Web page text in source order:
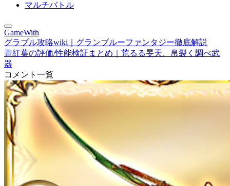
マルチバトル
GameWith
グラブル攻略wiki｜グランブルーファンタジー徹底解説
青紅葉の評価/性能検証まとめ｜荒るる旻天、帛裂く調べ武
器
コメント一覧